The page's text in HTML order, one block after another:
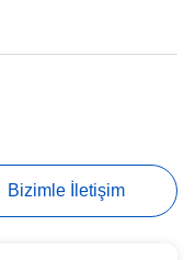
Bizimle İletişim